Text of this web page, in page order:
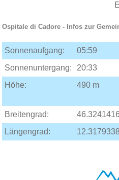
Ospitale di Cadore - Infos zur
Sonnenaufgang: 05:59
Sonnenuntergang:
20:33
Höhe:
490 m
Breitengrad:
46.3241416
Längengrad:
12.3179338